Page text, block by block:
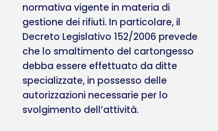
normativa vigente in materia di
gestione dei rifiuti. In particolare, il
Decreto Legislativo 152/2006 prevede
che lo smaltimento del cartongesso
debba essere effettuato da ditte
specializzate, in possesso delle
autorizzazioni necessarie per lo
svolgimento dell’attività.